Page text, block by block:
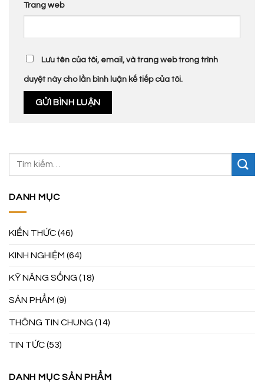
DANH MỤC
KIẾN THỨC(46)
KINH NGHIỆM (64)
KỸ NĂNG SỐNG (18)
SẢN PHẨM (9)
THÔNG TIN CHUNG (14)
TIN TỨC(53)
DANH MỤC SẢN PHẨM
Trang web
Lưu tên của tôi, email, và trang web trong trình
duyệt này cho lần bình luận kế tiếp của tôi.